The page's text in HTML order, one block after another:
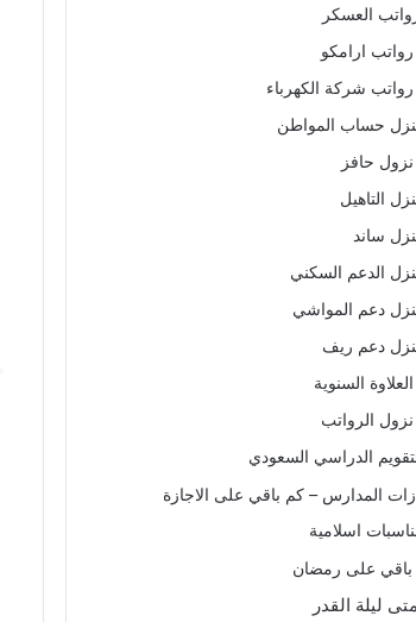
العسكر
ارامكو
شركة الكهرباء
حساب المواطن
حافز
التاهيل
ساند
الدعم السكني
دعم المواشي
دعم ريف
السنوية
الرواتب
الدراسي السعودي
المدارس – كم باقي على الاجازة
اسلامية
على رمضان
متى ليلة القدر